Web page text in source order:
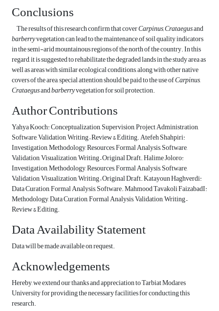
Conclusions
The results of this research confirm that coverCarpinus,Crataegusand
barberryvegetation can lead to the maintenance of soil quality indicators
in the semi-arid mountainous regions of the north of the country. In this
regard, it is suggested to rehabilitate the degraded lands in the study area as
well as areas with similar ecological conditions, along with other native
covers of the area, special attention should be paid to the use ofCarpinus,
Crataegusandbarberryvegetation for soil protection.
Author Contributions
Yahya Kooch: Conceptualization, Supervision, Project Administration,
Software, Validation, Writing – Review & Editing. Atefeh Shahpiri:
Investigation, Methodology, Resources, Formal Analysis, Software,
Validation, Visualization, Writing – Original Draft. Halime Joloro:
Investigation, Methodology, Resources, Formal Analysis, Software,
Validation, Visualization, Writing – Original Draft. Katayoun Haghverdi:
Data Curation, Formal Analysis, Software. Mahmood Tavakoli FaizabadI:
Methodology, Data Curation, Formal Analysis, Validation, Writing –
Review & Editing.
Data Availability Statement
Data will be made available on request.
Acknowledgements
Hereby, we extend our thanks and appreciation to Tarbiat Modares
University for providing the necessary facilities for conducting this
research.